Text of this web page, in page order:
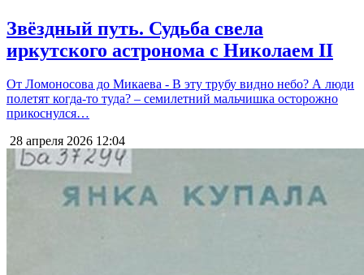
Звёздный путь. Судьба свела
иркутского астронома с Николаем II
От Ломоносова до Микаева - В эту трубу видно небо? А люди
полетят когда-то туда? – семилетний мальчишка осторожно
прикоснулся…
28 апреля 2026 12:04